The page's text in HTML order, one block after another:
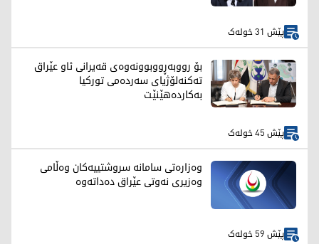
پێش 31 خولەک
بۆ رووبەڕووبوونەوەی قەیرانی ئاو عێراق
تەکنەلۆژیای سەردەمی تورکیا
بەکاردەهێنێت
پێش 45 خولەک
وەزارەتی سامانە سروشتییەکان وەڵامی
وەزیری نەوتی عێراق دەداتەوە
پێش 59 خولەک